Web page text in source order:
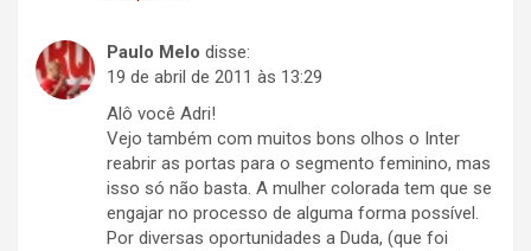
Paulo Melo disse:
19 de abril de 2011 às 13:29
Alô você Adri!
Vejo também com muitos bons olhos o Inter
reabrir as portas para o segmento feminino, mas
isso só não basta. A mulher colorada tem que se
engajar no processo de alguma forma possível.
Por diversas oportunidades a Duda, (que foi